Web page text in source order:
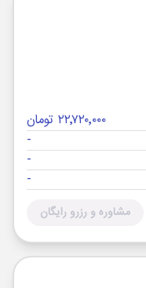
۲۲٬۷۲۰٬۰۰۰ تومان
-
-
-
مشاوره و رزرو رایگان